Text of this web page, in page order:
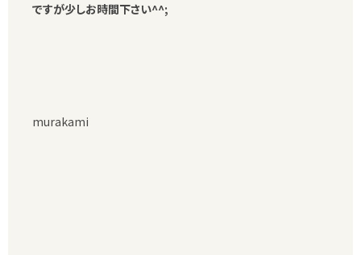
ですが少しお時間下さい^^;
murakami